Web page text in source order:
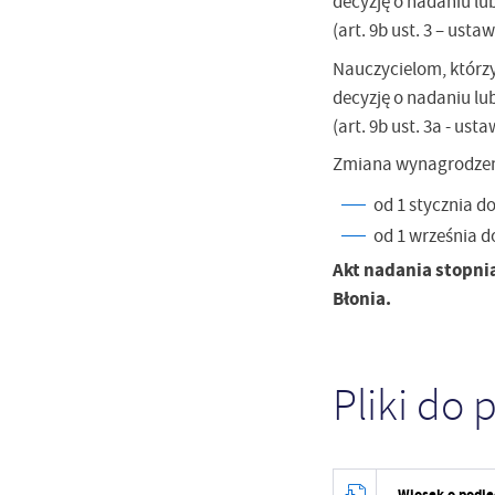
(art. 9b ust. 3 –
Nauczycielom,
decyzję o nadaniu
(art. 9b ust. 3a -
Zmiana
od 1 stycznia
od 1 września
Akt nadania
Błonia.
Pliki do